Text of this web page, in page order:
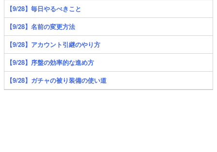
【9/28】毎日やるべきこと
【9/28】名前の変更方法
【9/28】アカウント引継のやり方
【9/28】序盤の効率的な進め方
【9/28】ガチャの被り装備の使い道